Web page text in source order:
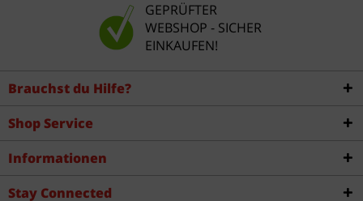
GEPRÜFTER
WEBSHOP - SICHER
EINKAUFEN!
Brauchst du Hilfe?
Shop Service
Informationen
Stay Connected